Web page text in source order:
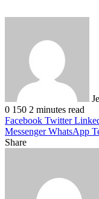
0 150 2 minutes read
Facebook Twitter
Messenger WhatsApp
Share